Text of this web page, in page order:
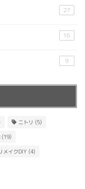
27
16
9
ニトリ (5)
(19)
メイクDIY (4)